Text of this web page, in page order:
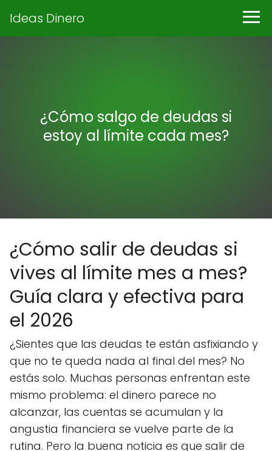
Ideas Dinero
¿Cómo salgo de deudas si
estoy al límite cada mes?
¿Cómo salir de deudas si
vives al límite mes a mes?
Guía clara y efectiva para
el 2026
¿Sientes que las deudas te están asfixiando y
que no te queda nada al final del mes? No
estás solo. Muchas personas enfrentan este
mismo problema: el dinero parece no
alcanzar, las cuentas se acumulan y la
angustia financiera se vuelve parte de la
rutina. Pero la buena noticia es que salir de